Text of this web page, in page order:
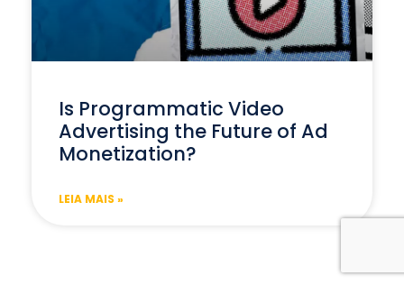
Is Programmatic Video
Advertising the Future of Ad
Monetization?
LEIA MAIS »